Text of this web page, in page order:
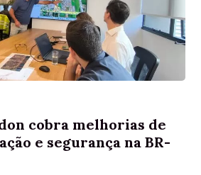
cobra melhorias de
e segurança na BR-